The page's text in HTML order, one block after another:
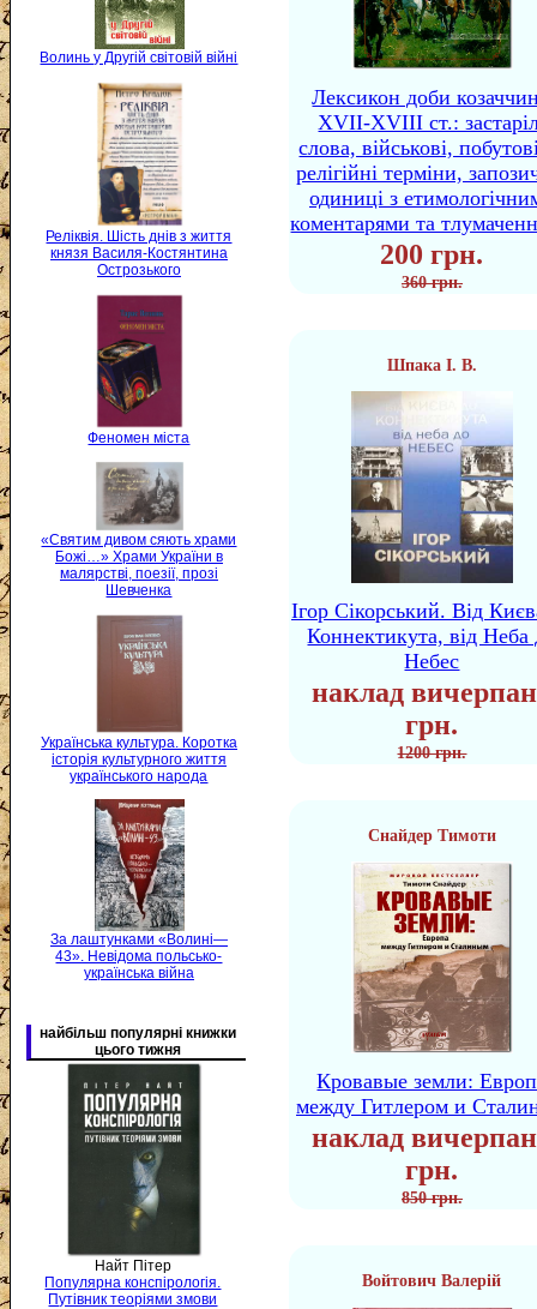
Волинь у Другій світовій війні
Реліквія. Шість днів з життя
князя Василя-Костянтина
Острозького
Феномен міста
«Святим дивом сяють храми
Божі…» Храми України в
малярстві, поезії, прозі
Шевченка
Українська культура. Коротка
історія культурного життя
українського народа
За лаштунками «Волині—
43». Невідома польсько-
українська війна
найбільш популярні книжки
цього тижня
Найт Пітер
Популярна конспірологія.
Путівник теоріями змови
Лексикон доби
XVII-XVIII ст.:
слова, військові,
релігійні терміни,
одиниці з
коментарями та
200 грн.
360 грн.
Шпака І. В.
Ігор Сікорський. Від
Коннектикута, від Неба
Небес
наклад
грн.
1200 грн.
Снайдер Тимоти
Кровавые земли:
между Гитлером и
наклад
грн.
850 грн.
Войтович Валерій